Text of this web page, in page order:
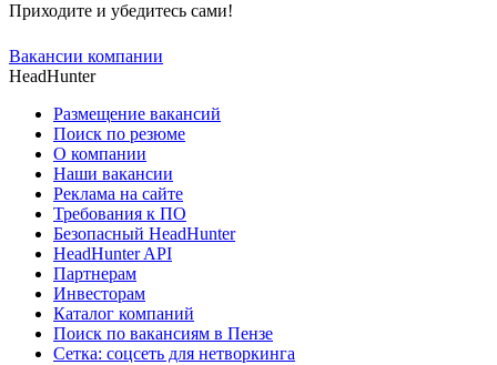
Приходите и убедитесь сами!
Вакансии компании
HeadHunter
Размещение вакансий
Поиск по резюме
О компании
Наши вакансии
Реклама на сайте
Требования к ПО
Безопасный HeadHunter
HeadHunter API
Партнерам
Инвесторам
Каталог компаний
Поиск по вакансиям в Пензе
Сетка: соцсеть для нетворкинга